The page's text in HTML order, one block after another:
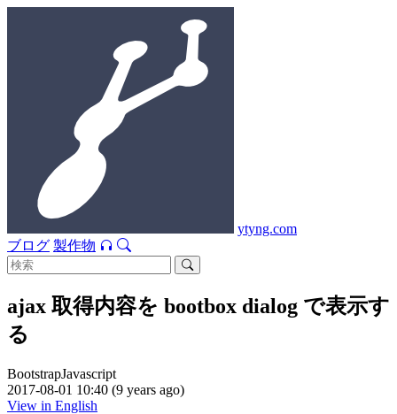
ytyng.com
ブログ 製作物
ajax 取得内容を bootbox dialog で表示す
る
BootstrapJavascript
2017-08-01 10:40 (9 years ago)
View in English